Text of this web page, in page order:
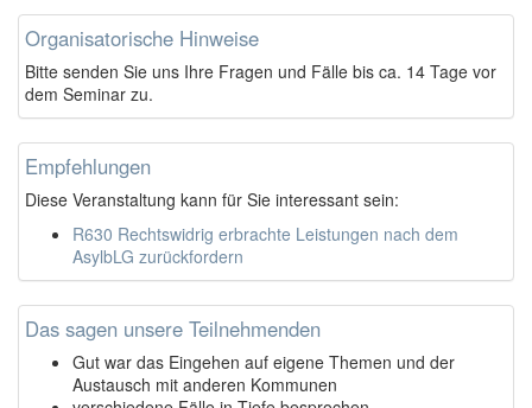
Organisatorische Hinweise
Bitte senden Sie uns Ihre Fragen und Fälle bis ca. 14 Tage vor
dem Seminar zu.
Empfehlungen
Diese Veranstaltung kann für Sie interessant sein:
R630 Rechtswidrig erbrachte Leistungen nach dem
AsylbLG zurückfordern
Das sagen unsere Teilnehmenden
Gut war das Eingehen auf eigene Themen und der
Austausch mit anderen Kommunen